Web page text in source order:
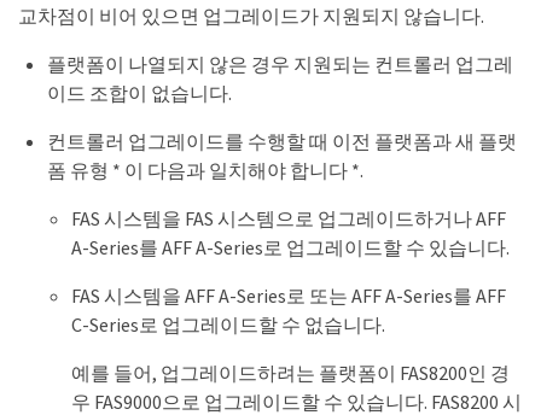
교차점이 비어 있으면 업그레이드가 지원되지 않습니다.
플랫폼이 나열되지 않은 경우 지원되는 컨트롤러 업그레
이드 조합이 없습니다.
컨트롤러 업그레이드를 수행할 때 이전 플랫폼과 새 플랫
폼 유형 * 이 다음과 일치해야 합니다 *.
FAS 시스템을 FAS 시스템으로 업그레이드하거나 AFF
A-Series를 AFF A-Series로 업그레이드할 수 있습니다.
FAS 시스템을 AFF A-Series로 또는 AFF A-Series를 AFF
C-Series로 업그레이드할 수 없습니다.
예를 들어, 업그레이드하려는 플랫폼이 FAS8200인 경
우 FAS9000으로 업그레이드할 수 있습니다. FAS8200 시